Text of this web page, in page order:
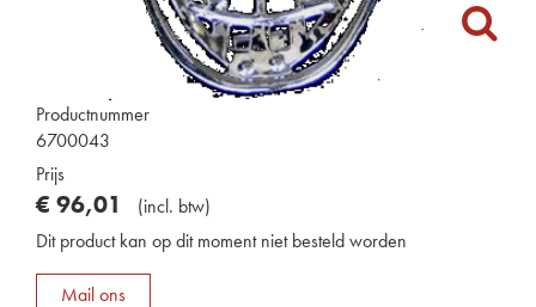
Productnummer
6700043
Prijs
€ 96,01 (incl. btw)
Dit product kan op dit moment niet besteld worden
Mail ons